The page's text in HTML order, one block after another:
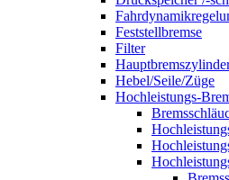
Feststellbremse
Filter
Hebel/Seile/Züge
Hochleistungs-